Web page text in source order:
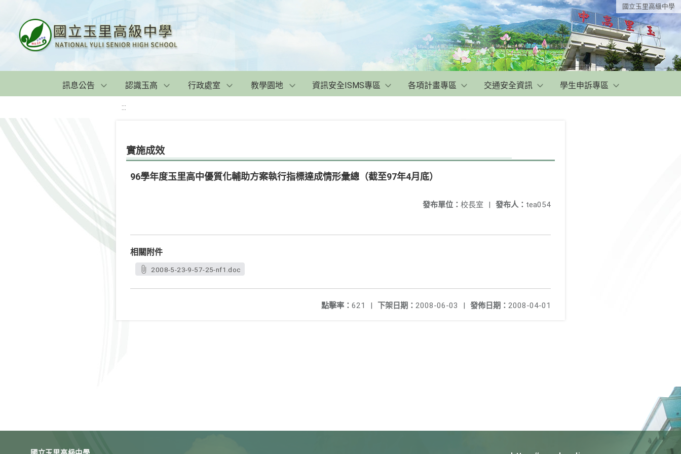
國立玉里高級中學
訊息公告 認識玉高 行政處室 教學園地 資訊安全ISMS專區 各項計畫專區 交通安全資訊 學生申訴專區
:::
實施成效
96學年度玉里高中優質化輔助方案執行指標達成情形彙總（截至97年4月底）
發布人： tea054
發布單位： 校長室 |
相關附件
2008-5-23-9-57-25-nf1.doc
發佈日期： 2008-04-01
下架日期： 2008-06-03 |
點擊率： 621 |